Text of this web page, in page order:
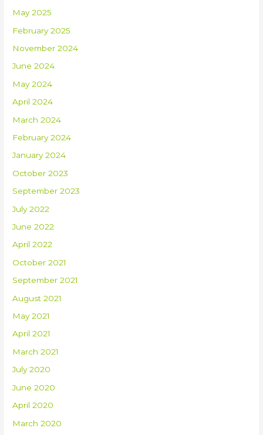
May 2025
February 2025
November 2024
June 2024
May 2024
April 2024
March 2024
February 2024
January 2024
October 2023
September 2023
July 2022
June 2022
April 2022
October 2021
September 2021
August 2021
May 2021
April 2021
March 2021
July 2020
June 2020
April 2020
March 2020